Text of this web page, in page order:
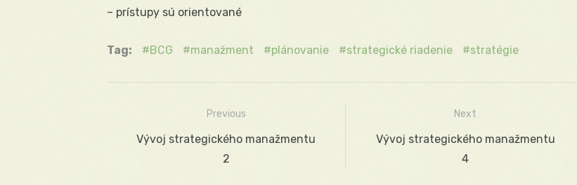
– prístupy sú orientované
Tag: BCG manažment plánovanie strategické riadenie stratégie
Navigácia
Previous
Previous
Vývoj strategického manažmentu
2
Next
Next
Vývoj strategického manažmentu
4